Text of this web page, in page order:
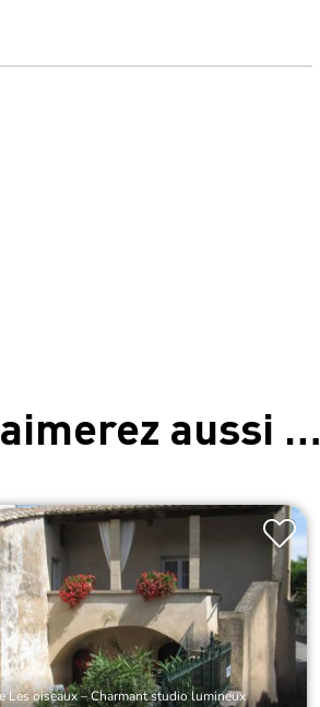
aussi …
Les oiseaux – Charmant studio lumineux